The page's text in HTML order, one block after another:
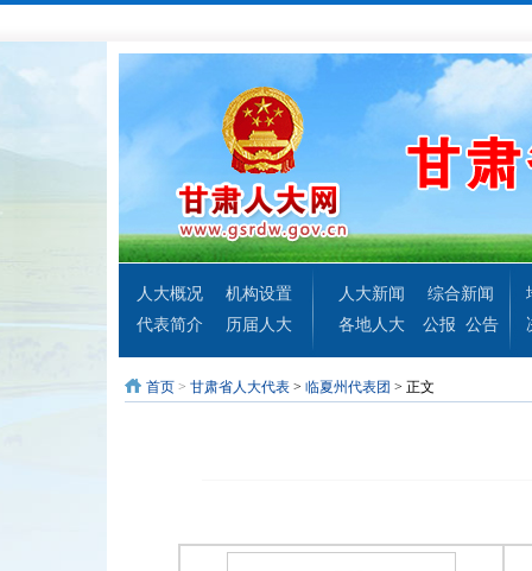
人大概况
机构设置
代表简介
历届人大
人大新闻
综合新闻
各地人大
公报 公告
首页 > 甘肃省人大代表 > 临夏州代表团 > 正文